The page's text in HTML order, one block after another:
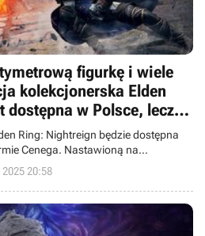
figurkę i wiele
kolekcjonerska Elden
dostępna w Polsce, lecz
Ring: Nightreign będzie dostępna
Cenega. Nastawioną na
można zamawiać w
2025 20:58